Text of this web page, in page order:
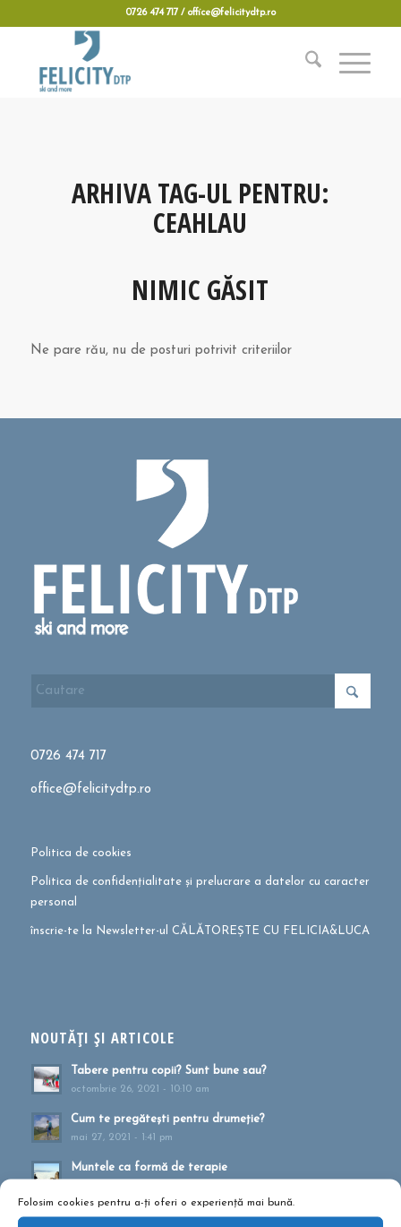
Folosim cookies pentru a-ți oferi o experiență mai bună.
0726 474 717 / office@felicitydtp.ro
ARHIVA TAG-UL PENTRU:
CEAHLAU
NIMIC GĂSIT
Ne pare rău, nu de posturi potrivit criteriilor
0726 474 717
office@felicitydtp.ro
Politica de cookies
Politica de confidențialitate și prelucrare a datelor cu caracter
personal
înscrie-te la Newsletter-ul CĂLĂTOREȘTE CU FELICIA&LUCA
NOUTĂȚI ȘI ARTICOLE
Tabere pentru copii? Sunt bune sau?
octombrie 26, 2021 - 10:10 am
Cum te pregătești pentru drumeție?
mai 27, 2021 - 1:41 pm
Muntele ca formă de terapie
Drumeții montane pentru familii!